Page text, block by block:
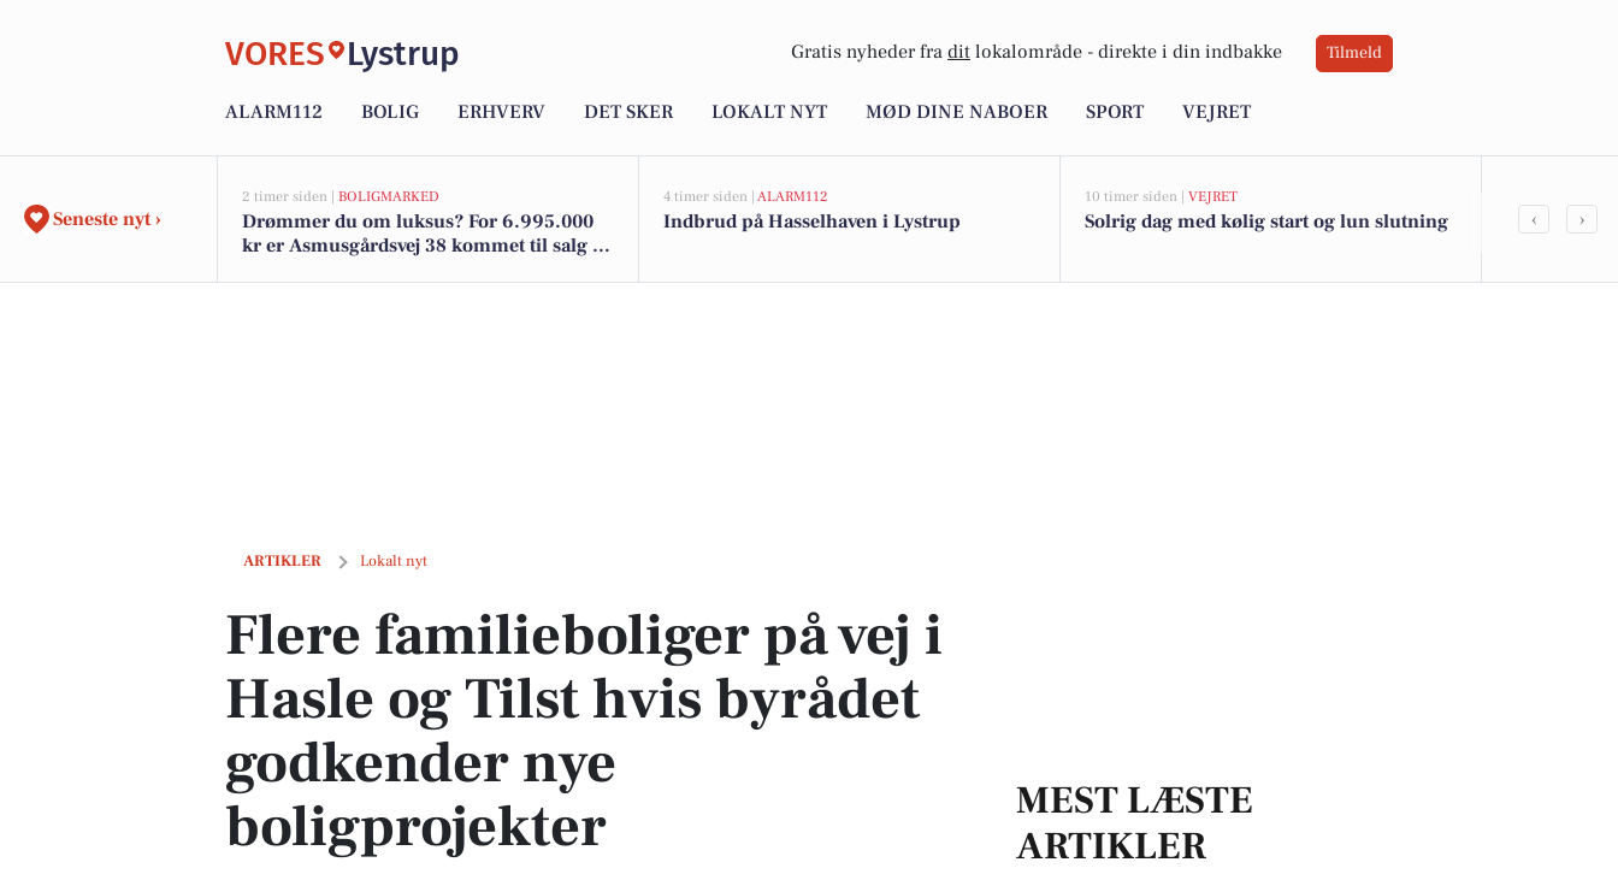
VORES Lystrup Gratis nyheder fra dit lokalområde - direkte i din indbakke Tilmeld
ALARM112 BOLIG ERHVERV DET SKER LOKALT NYT MØD DINE NABOER SPORT VEJRET
Seneste nyt ›
2 timer siden | BOLIGMARKED
Drømmer du om luksus? For 6.995.000
kr er Asmusgårdsvej 38 kommet til salg -
4 timer siden | ALARM112
Indbrud på Hasselhaven i Lystrup
10 timer siden | VEJRET
Solrig dag med kølig start og lun slutning
De
‹ ›
ARTIKLER Lokalt nyt
Flere familieboliger på vej i Hasle og Tilst hvis byrådet godkender nye boligprojekter
Flere familieboliger på vej i
Hasle og Tilst hvis byrådet
godkender nye
boligprojekter
MEST LÆSTE
ARTIKLER